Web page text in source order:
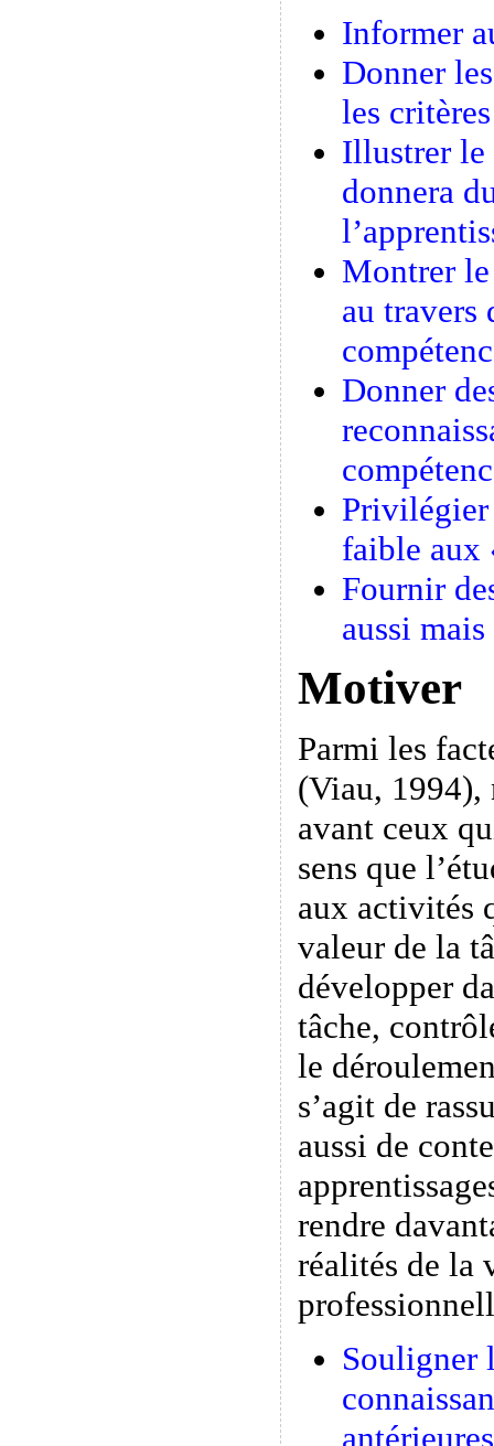
Informer
Donner
les
Illustrer le
donnera
Montrer
au travers
Donner
faible aux
Fournir
aussi
Motiver
Parmi les
(Viau, 1994),
avant ceux
sens que
aux activités
valeur de la
développer
tâche,
le
s’agit de
aussi de
rendre
réalités de la
Souligner
antérieures